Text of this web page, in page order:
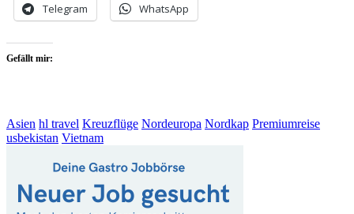
Telegram WhatsApp
Gefällt mir:
Asien hl travel Kreuzflüge Nordeuropa Nordkap Premiumreise
usbekistan Vietnam